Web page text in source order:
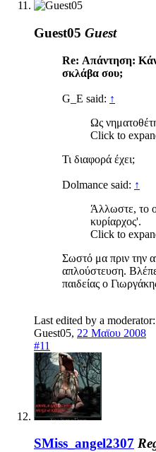
Guest05 Guest
Re: Απάντηση:
σκλάβα σου;
G_E said: ↑
Ως
Click to
Τι διαφορά έχει;
Dolmance said: ↑
Άλλωστε, το
κυρίαρχος'.
Click to
Σωστό μα πριν την
απλούστευση.
παιδείας ο
Last edited by a moderator:
Guest05, 22 Μαϊου 2008
#11
SMiss_angel2307